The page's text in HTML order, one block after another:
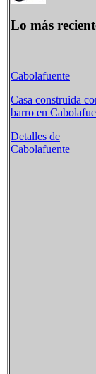
Lo más
Cabolafuente
Casa construida
barro en
Detalles de
Cabolafuente